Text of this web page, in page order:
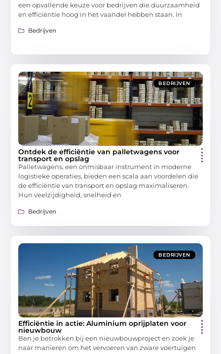
een opvallende keuze voor bedrijven die duurzaamheid
en efficiëntie hoog in het vaandel hebben staan. In
Bedrijven
BEDRIJVEN
Ontdek de efficiëntie van palletwagens voor
transport en opslag
Palletwagens, een onmisbaar instrument in moderne
logistieke operaties, bieden een scala aan voordelen die
de efficiëntie van transport en opslag maximaliseren.
Hun veelzijdigheid, snelheid en
Bedrijven
BEDRIJVEN
Efficiëntie in actie: Aluminium oprijplaten voor
nieuwbouw
Ben je betrokken bij een nieuwbouwproject en zoek je
naar manieren om het vervoeren van zware voertuigen